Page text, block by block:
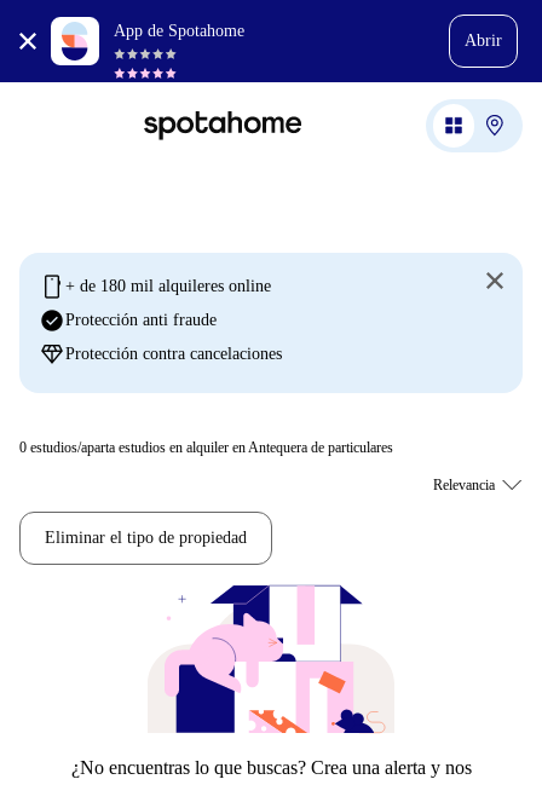
App de Spotahome
Abrir
mobile + de 180 mil alquileres online
check_circleProtección anti fraude
diamondProtección contra cancelaciones
0 estudios/aparta estudios en alquiler en Antequera de particulares
Eliminar el tipo de propiedad
¿No encuentras lo que buscas? Crea una alerta y nos